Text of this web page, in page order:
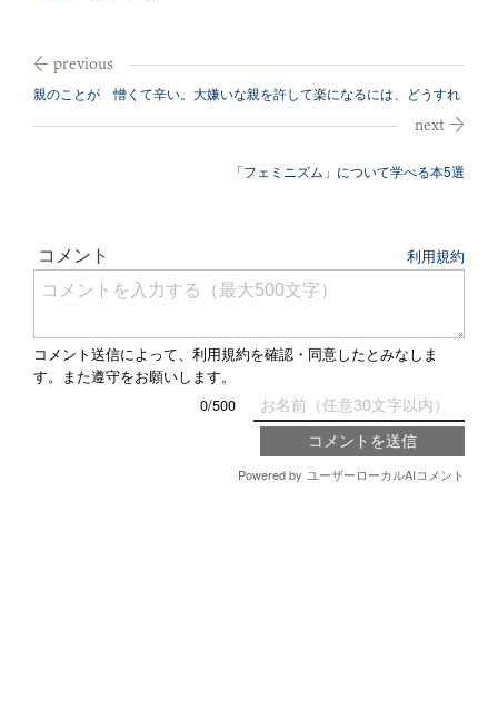
親のことが 憎くて辛い。大嫌いな親を許して楽になるには、どうすれ
「フェミニズム」について学べる本5選